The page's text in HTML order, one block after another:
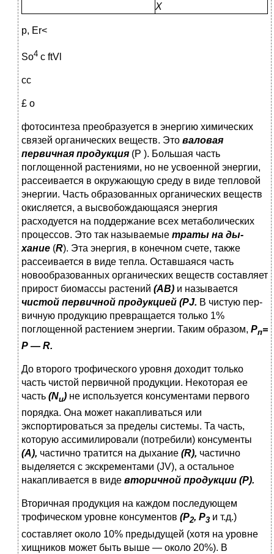
X
р, Er<
So4 с ftVl
сс
£ о
фотосинтеза преобразуется в энергию химических
связей орга­нических веществ. Это валовая
первичная продукция (Р ). Боль­шая часть
поглощенной растениями, но не усвоенной энер­гии,
рассеивается в окружающую среду в виде тепловой
энер­гии. Часть образованных органических веществ
окисляется, а высвобождающаяся энергия
расходуется на поддержание всех метаболических
процессов. Это так называемые траты на ды­
хание (R). Эта энергия, в конечном счете, также
рассеивается в виде тепла. Оставшаяся часть
новообразованных органичес­ких веществ составляет
прирост биомассы растений (АВ) и называется
чистой первичной продукцией (PJ. В чистую пер­
вичную продукцию превращается только 1%
поглощенной ра­стением энергии. Таким образом, Рп=
Р — R.
До второго трофического уровня доходит только
часть чис­той первичной продукции. Некоторая ее
часть (Nu) не исполь­зуется консументами первого
порядка. Она может накапли­ваться или
экспортироваться за пределы системы. Та часть,
которую ассимилировали (потребили) консументы
(А), час­тично тратится на дыхание (R), частично
выделяется с экскре­ментами (JV), а остальное
накапливается в виде вторичной про­дукции (Р).
Вторичная продукция на каждом последующем
трофичес­ком уровне консументов (Р2, Р3 и т.д.)
составляет около 10% предыдущей (хотя на уровне
хищников может быть выше — около 20%). В